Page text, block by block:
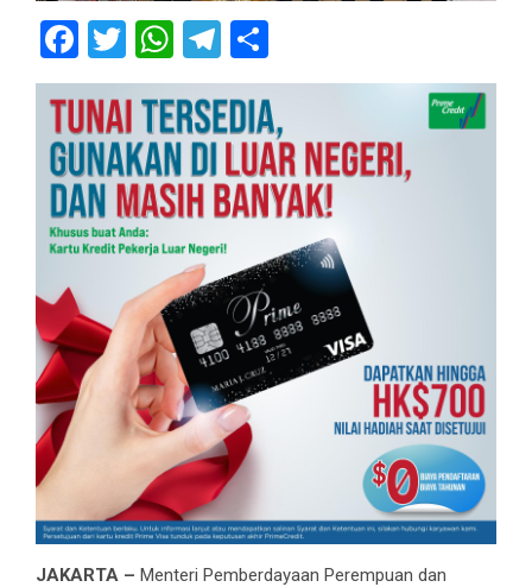
Facebook
Twitter
WhatsApp
Telegram
JAKARTA – Menteri Pemberdayaan Perempuan dan